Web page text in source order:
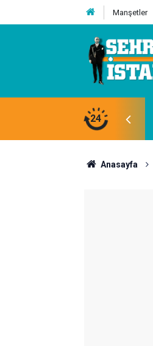
Manşetler
24
Anasayfa